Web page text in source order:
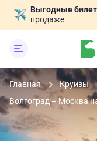
Выгодные
продаже
Главная Круизы
Волгоград – Москва